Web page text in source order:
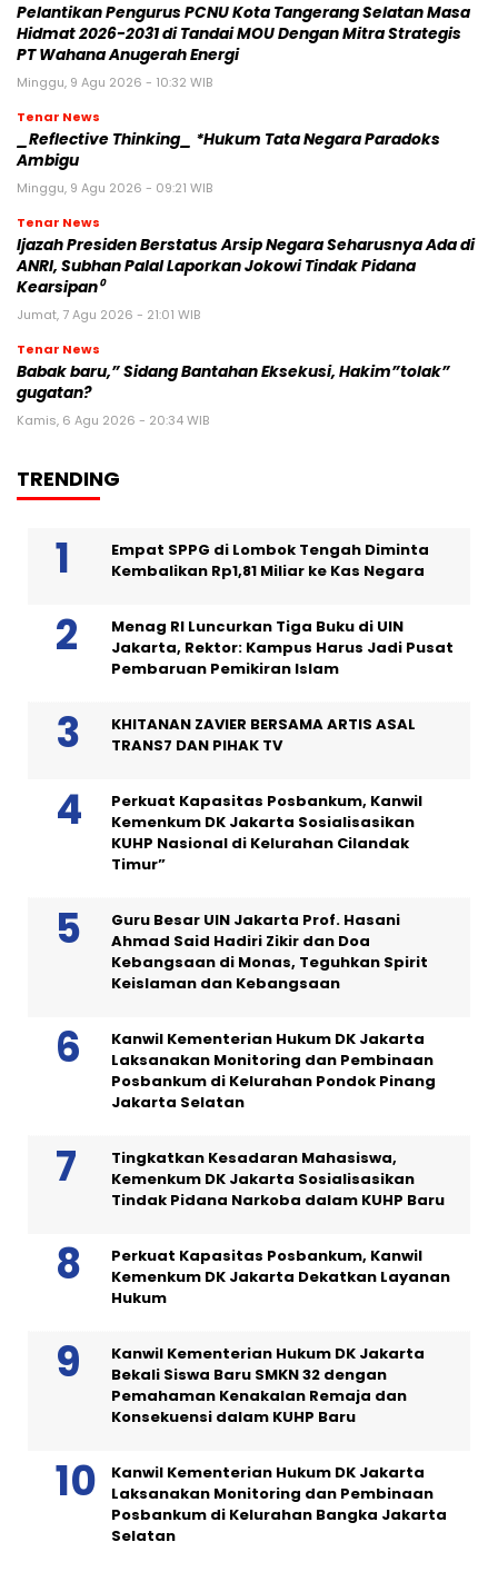
Pelantikan Pengurus PCNU Kota Tangerang Selatan Masa
Hidmat 2026-2031 di Tandai MOU Dengan Mitra Strategis
PT Wahana Anugerah Energi
Minggu, 9 Agu 2026 - 10:32 WIB
Tenar News
_Reflective Thinking_ *Hukum Tata Negara Paradoks
Ambigu
Minggu, 9 Agu 2026 - 09:21 WIB
Tenar News
Ijazah Presiden Berstatus Arsip Negara Seharusnya Ada di
ANRI, Subhan Palal Laporkan Jokowi Tindak Pidana
Kearsipan⁰
Jumat, 7 Agu 2026 - 21:01 WIB
Tenar News
Babak baru,” Sidang Bantahan Eksekusi, Hakim”tolak”
gugatan?
Kamis, 6 Agu 2026 - 20:34 WIB
TRENDING
Empat SPPG di Lombok Tengah Diminta
Kembalikan Rp1,81 Miliar ke Kas Negara
Menag RI Luncurkan Tiga Buku di UIN
Jakarta, Rektor: Kampus Harus Jadi Pusat
Pembaruan Pemikiran Islam
KHITANAN ZAVIER BERSAMA ARTIS ASAL
TRANS7 DAN PIHAK TV
Perkuat Kapasitas Posbankum, Kanwil
Kemenkum DK Jakarta Sosialisasikan
KUHP Nasional di Kelurahan Cilandak
Timur”
Guru Besar UIN Jakarta Prof. Hasani
Ahmad Said Hadiri Zikir dan Doa
Kebangsaan di Monas, Teguhkan Spirit
Keislaman dan Kebangsaan
Kanwil Kementerian Hukum DK Jakarta
Laksanakan Monitoring dan Pembinaan
Posbankum di Kelurahan Pondok Pinang
Jakarta Selatan
Tingkatkan Kesadaran Mahasiswa,
Kemenkum DK Jakarta Sosialisasikan
Tindak Pidana Narkoba dalam KUHP Baru
Perkuat Kapasitas Posbankum, Kanwil
Kemenkum DK Jakarta Dekatkan Layanan
Hukum
Kanwil Kementerian Hukum DK Jakarta
Bekali Siswa Baru SMKN 32 dengan
Pemahaman Kenakalan Remaja dan
Konsekuensi dalam KUHP Baru
Kanwil Kementerian Hukum DK Jakarta
Laksanakan Monitoring dan Pembinaan
Posbankum di Kelurahan Bangka Jakarta
Selatan